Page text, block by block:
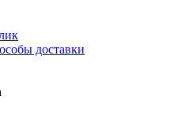
доставки